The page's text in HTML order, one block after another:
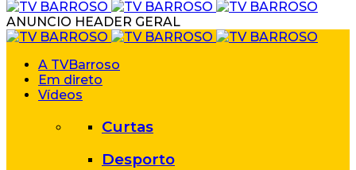
ANUNCIO HEADER GERAL
A TVBarroso
Em direto
Vídeos
Curtas
Desporto